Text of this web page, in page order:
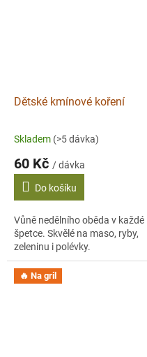
Dětské kmínové koření
Skladem (>5 dávka)
60 Kč / dávka
Do košíku
Vůně nedělního oběda v každé
špetce. Skvělé na maso, ryby,
zeleninu i polévky.
🔥 Na gril